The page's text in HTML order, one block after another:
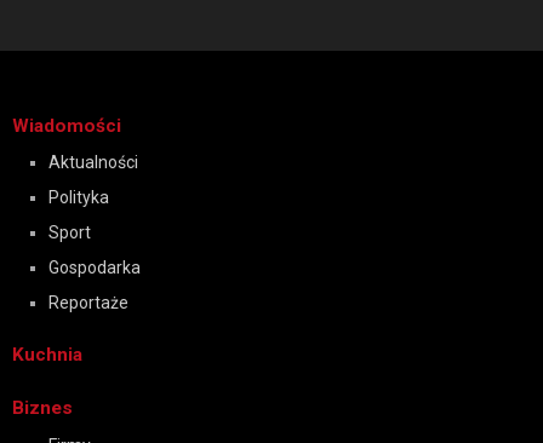
Wiadomości
Aktualności
Polityka
Sport
Gospodarka
Reportaże
Kuchnia
Biznes